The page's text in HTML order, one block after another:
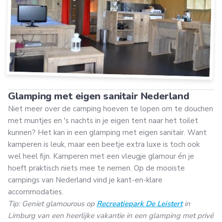
Glamping met eigen sanitair Nederland
Niet meer over de camping hoeven te lopen om te douchen
met muntjes en 's nachts in je eigen tent naar het toilet
kunnen? Het kan in een glamping met eigen sanitair. Want
kamperen is leuk, maar een beetje extra luxe is toch ook
wel heel fijn. Kamperen met een vleugje glamour én je
hoeft praktisch niets mee te nemen. Op de mooiste
campings van Nederland vind je kant-en-klare
accommodaties.
Tip: Geniet glamourous op Recreatiepark De Leistertin
Limburg van een heerlijke vakantie in een glamping met privé